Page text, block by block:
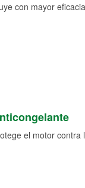
con mayor
el motor contra